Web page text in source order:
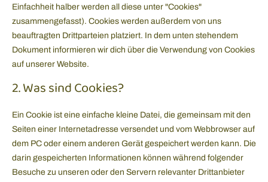
Einfachheit halber werden all diese unter "Cookies"
zusammengefasst). Cookies werden außerdem von uns
beauftragten Drittparteien platziert. In dem unten stehendem
Dokument informieren wir dich über die Verwendung von Cookies
auf unserer Website.
2. Was sind Cookies?
Ein Cookie ist eine einfache kleine Datei, die gemeinsam mit den
Seiten einer Internetadresse versendet und vom Webbrowser auf
dem PC oder einem anderen Gerät gespeichert werden kann. Die
darin gespeicherten Informationen können während folgender
Besuche zu unseren oder den Servern relevanter Drittanbieter